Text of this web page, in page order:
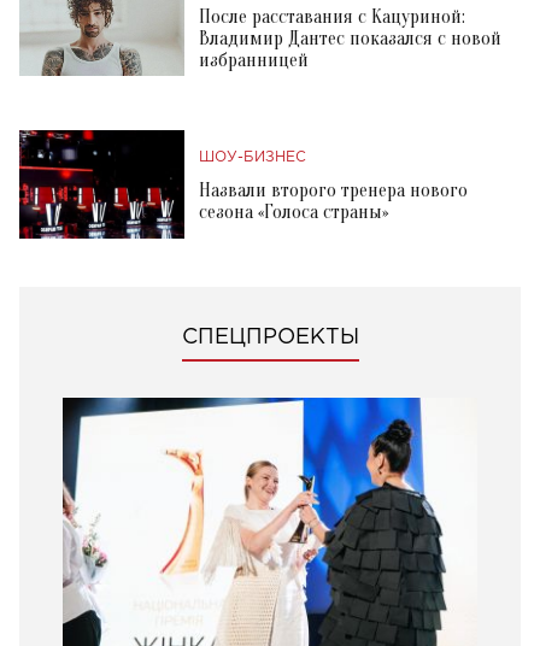
После расставания с Кацуриной:
Владимир Дантес показался с новой
избранницей
ШОУ-БИЗНЕС
Назвали второго тренера нового
сезона «Голоса страны»
СПЕЦПРОЕКТЫ